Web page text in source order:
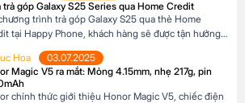
tài chính của mình. Mục […]
trả góp Galaxy S25 Series qua Home Credit
trình trả góp Galaxy S25 qua thẻ Home
tại Happy Phone, khách hàng sẽ được tận hưởng
lựa chọn kỳ hạn trả góp từ 3 đến 12 tháng, phù
khả năng tài chính của mình. […]
Hoa
03.07.2025
Magic V5 ra mắt: Mỏng 4.15mm, nhẹ 217g, pin
chính thức giới thiệu Honor Magic V5, chiếc điện